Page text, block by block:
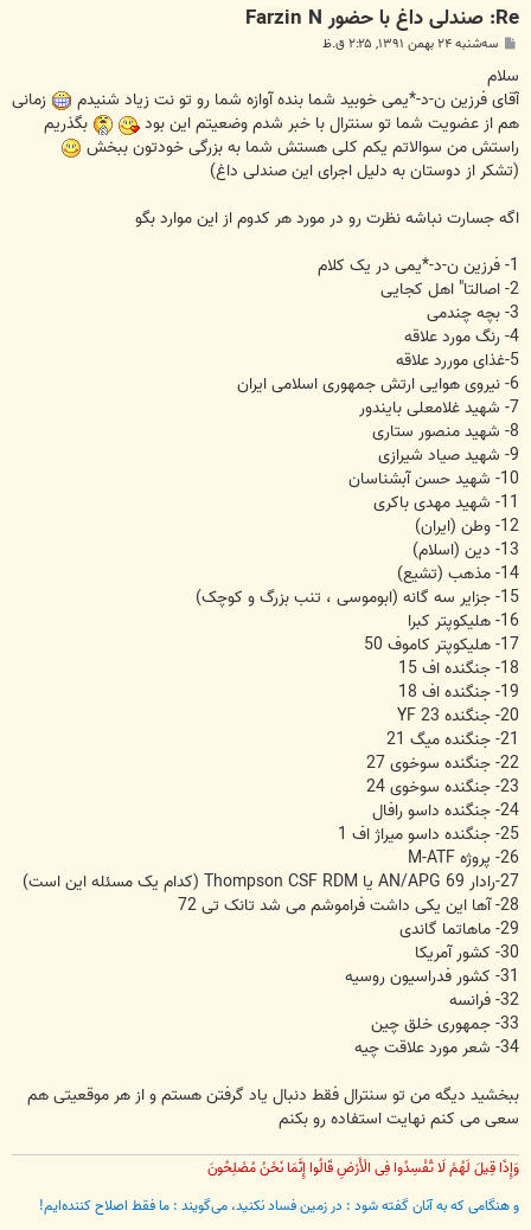
Re: صندلی داغ با حضور Farzin N
پ
ت
سه‌شنبه ۲۴ بهمن ۱۳۹۱, ۲:۲۵ ق.ظ
سلام
آقای فرزین ن-د-*یمی خوبید شما بنده آوازه شما رو تو نت زیاد شنیدم
زمانی
هم از عضویت شما تو سنترال با خبر شدم وضعیتم این بود
بگذریم
راستش من سوالاتم یکم کلی هستش شما به بزرگی خودتون ببخش
(تشکر از دوستان به دلیل اجرای این صندلی داغ)
اگه جسارت نباشه نظرت رو در مورد هر کدوم از این موارد بگو
1- فرزین ن-د-*یمی در یک کلام
2- اصالتا" اهل کجایی
3- بچه چندمی
4- رنگ مورد علاقه
5-غذای موررد علاقه
6- نیروی هوایی ارتش جمهوری اسلامی ایران
7- شهید غلامعلی بایندور
8- شهید منصور ستاری
9- شهید صیاد شیرازی
10- شهید حسن آبشناسان
11- شهید مهدی باکری
12- وطن (ایران)
13- دین (اسلام)
14- مذهب (تشیع)
15- جزایر سه گانه (ابوموسی ، تنب بزرگ و کوچک)
16- هلیکوپتر کبرا
17- هلیکوپتر کاموف 50
18- جنگنده اف 15
19- جنگنده اف 18
20- جنگنده YF 23
21- جنگنده میگ 21
22- جنگنده سوخوی 27
23- جنگنده سوخوی 24
24- جنگنده داسو رافال
25- جنگنده داسو میراژ اف 1
26- پروژه M-ATF
27-رادار AN/APG 69 یا Thompson CSF RDM (کدام یک مسئله این است)
28- آها این یکی داشت فراموشم می شد تانک تی 72
29- ماهاتما گاندی
30- کشور آمریکا
31- کشور فدراسیون روسیه
32- فرانسه
33- جمهوری خلق چین
34- شعر مورد علاقت چیه
ببخشید دیگه من تو سنترال فقط دنبال یاد گرفتن هستم و از هر موقعیتی هم
سعی می کنم نهایت استفاده رو بکنم
وَإِذَا قِیلَ لَهُمْ لَا تُفْسِدُوا فِی الْأَرْضِ قَالُوا إِنَّمَا نَحْنُ مُصْلِحُونَ
و هنگامی که به آنان گفته شود : در زمین فساد نکنید، می‌گویند : ما فقط اصلاح‌ کننده‌ایم!